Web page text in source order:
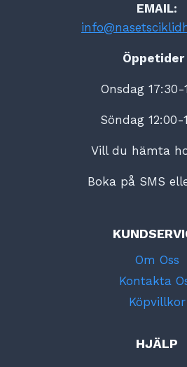
EMAIL:
Öppetider
Onsdag 17:30-
Söndag 12:00-
Vill du hämta
Boka på SMS
Om Oss
Kontakta
Köpvillkor
HJÄLP